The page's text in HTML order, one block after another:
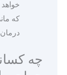
خواهد
که
چه